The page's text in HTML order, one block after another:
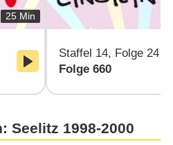
25 Min
Staffel 14, Folge 24
Folge 660
Seelitz 1998-2000